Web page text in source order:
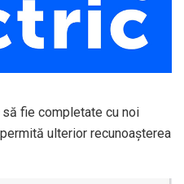
să fie completate cu noi
ulterior recunoaşterea